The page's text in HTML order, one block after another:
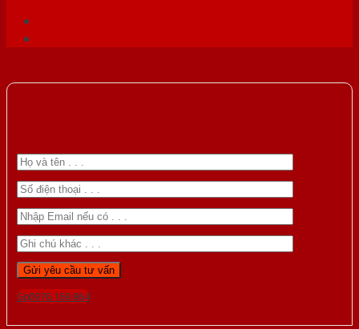
Gọi 0976.169.864